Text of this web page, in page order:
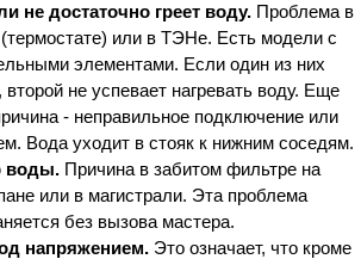
не достаточно греет воду. Проблема в
(термостате) или в ТЭНе. Есть модели с
элементами. Если один из них
второй не успевает нагревать воду. Еще
- неправильное подключение или
Вода уходит в стояк к нижним соседям.
воды. Причина в забитом фильтре на
или в магистрали. Эта проблема
без вызова мастера.
напряжением. Это означает, что кроме